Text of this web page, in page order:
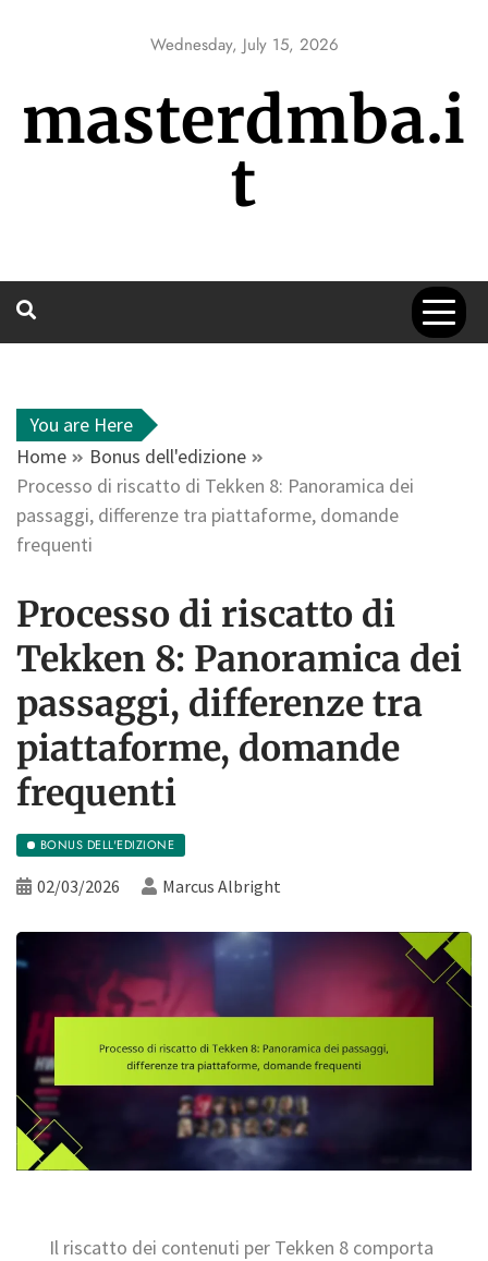
Wednesday, July 15, 2026
masterdmba.i
t
You are Here
Home
Bonus dell'edizione
Processo di riscatto di Tekken 8: Panoramica dei
passaggi, differenze tra piattaforme, domande
frequenti
Processo di riscatto di
Tekken 8: Panoramica dei
passaggi, differenze tra
piattaforme, domande
frequenti
BONUS DELL'EDIZIONE
02/03/2026 Marcus Albright
Il riscatto dei contenuti per Tekken 8 comporta